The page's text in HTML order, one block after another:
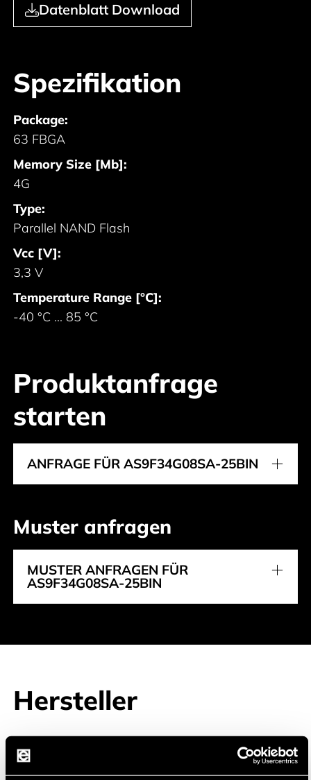
Datenblatt Download
Spezifikation
Package:
63 FBGA
Memory Size [Mb]:
4G
Type:
Parallel NAND Flash
Vcc [V]:
3,3 V
Temperature Range [°C]:
-40 °C ... 85 °C
Produktanfrage
starten
ANFRAGE FÜR AS9F34G08SA-25BIN
Muster anfragen
MUSTER ANFRAGEN FÜR
AS9F34G08SA-25BIN
Hersteller